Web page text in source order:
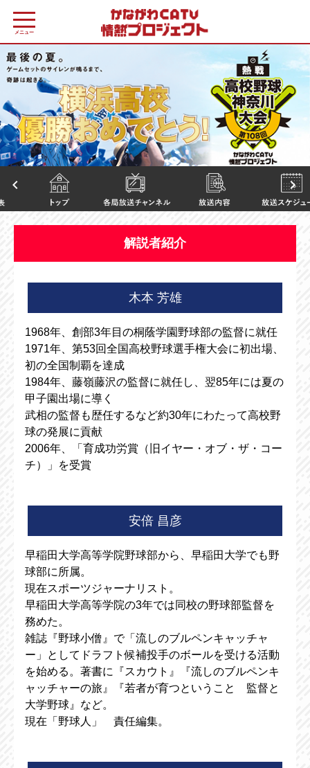
メニュー
keyboard_arrow_left keyboard_arrow_right
解説者紹介
木本 芳雄
1968年、創部3年目の桐蔭学園野球部の監督に就任
1971年、第53回全国高校野球選手権大会に初出場、
初の全国制覇を達成
1984年、藤嶺藤沢の監督に就任し、翌85年には夏の
甲子園出場に導く
武相の監督も歴任するなど約30年にわたって高校野
球の発展に貢献
2006年、「育成功労賞（旧イヤー・オブ・ザ・コー
チ）」を受賞
安倍 昌彦
早稲田大学高等学院野球部から、早稲田大学でも野
球部に所属。
現在スポーツジャーナリスト。
早稲田大学高等学院の3年では同校の野球部監督を
務めた。
雑誌『野球小僧』で「流しのブルペンキャッチャ
ー」としてドラフト候補投手のボールを受ける活動
を始める。著書に『スカウト』『流しのブルペンキ
ャッチャーの旅』『若者が育つということ 監督と
大学野球』など。
現在「野球人」 責任編集。